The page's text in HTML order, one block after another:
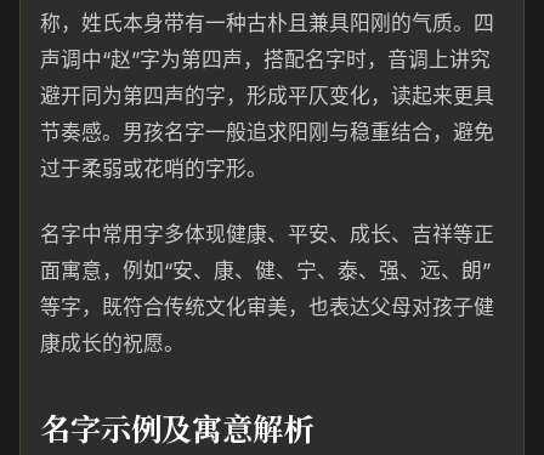
称，姓氏本身带有一种古朴且兼具阳刚的气质。四
声调中“赵”字为第四声，搭配名字时，音调上讲究
避开同为第四声的字，形成平仄变化，读起来更具
节奏感。男孩名字一般追求阳刚与稳重结合，避免
过于柔弱或花哨的字形。
名字中常用字多体现健康、平安、成长、吉祥等正
面寓意，例如“安、康、健、宁、泰、强、远、朗”
等字，既符合传统文化审美，也表达父母对孩子健
康成长的祝愿。
名字示例及寓意解析